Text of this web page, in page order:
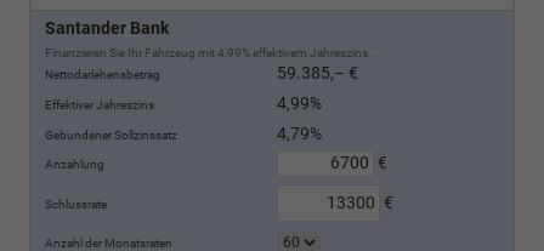
Santander Bank
Finanzieren Sie Ihr Fahrzeug mit 4,99% effektivem Jahreszins.
Nettodarlehensbetrag
59.385,– €
Effektiver Jahreszins 4,99%
Gebundener Sollzinssatz 4,79%
Anzahlung €
Schlussrate €
Anzahl der Monatsraten